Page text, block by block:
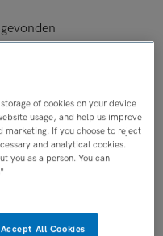
of cookies on your device
usage, and help us improve
marketing. If you choose to reject
and analytical cookies.
you as a person. You can
Accept All Cookies